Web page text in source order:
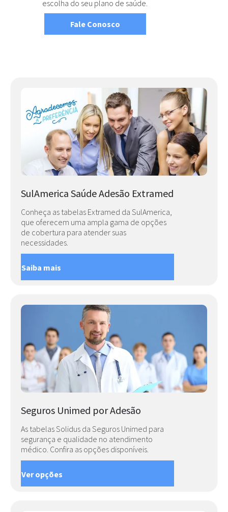
escolha do seu plano de saúde.
Fale Conosco
SulAmerica Saúde Adesão Extramed
Conheça as tabelas Extramed da SulAmerica,
que oferecem uma ampla gama de opções
de cobertura para atender suas
necessidades.
Saiba mais
Seguros Unimed por Adesão
As tabelas Solidus da Seguros Unimed para
segurança e qualidade no atendimento
médico. Confira as opções disponíveis.
Ver opções